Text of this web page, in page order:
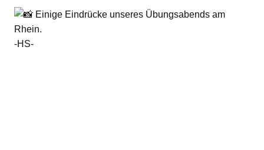
Einige Eindrücke unseres Übungsabends am
Rhein.
-HS-